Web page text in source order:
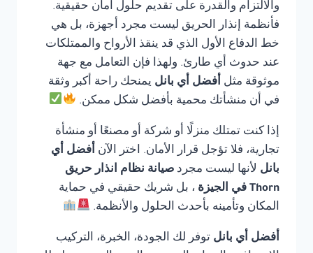
والالتزام والقدرة على تقديم حلول أمان حقيقية.
فأنظمة إنذار الحريق ليست مجرد أجهزة، بل هي
خط الدفاع الأول الذي قد ينقذ الأرواح والممتلكات
عند حدوث أي طارئ. ولهذا فإن التعامل مع جهة
موثوقة مثل أفضل أي بانل يمنحك راحة أكبر وثقة
في أن منشأتك محمية بأفضل شكل ممكن.
إذا كنت تمتلك منزلًا أو شركة أو مصنعًا أو منشأة
تجارية، فلا تؤجل قرار الأمان. اختر الآن أفضل أي
بانل لأنها ليست مجرد صيانة نظام انذار حريق
Thorn في الجيزة
، بل شريك حقيقي في حماية
المكان وتأمينه بأحدث الحلول والأنظمة.
أفضل أي بانل توفر لك الجودة، الخبرة، التركيب